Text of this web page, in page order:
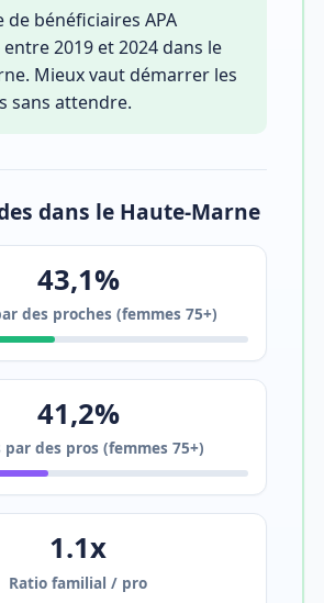
de bénéficiaires APA
2019 et 2024 dans le
Mieux vaut démarrer les
sans attendre.
dans le Haute-Marne
43,1%
des proches (femmes 75+)
41,2%
par des pros (femmes 75+)
1.1x
Ratio familial / pro